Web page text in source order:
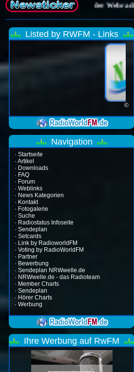
Listed by RWFM - Links
©
Navigation
· Startseite
· Artikel
· Downloads
· FAQ
· Forum
· Weblinks
· News Kategorien
· Kontakt
· Fotogalerie
· Suche
· Radiostatus Infoseite
· Sendeplan
· Setcards
· Link by RadioworldFM
· Voting by RadioWorldFM
· Partner
· Bewerbung
· Sendeplan NRWwelle.de
· NRWwelle.de - das Radioteam
· Member Charts
· Sendeplan
· Hörer Charts
· Werbung
Ihre Werbung auf RwFM